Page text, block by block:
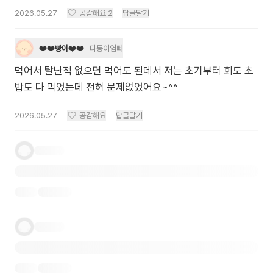
2026.05.27 공감해요 2 답글달기
❤️❤️빵이❤️❤️ 다둥이엄빠
먹어서 탈난적 없으면 먹어도 된데서 저는 초기부터 회도 초
밥도 다 먹었는데 전혀 문제없었어요~^^
2026.05.27 공감해요 답글달기